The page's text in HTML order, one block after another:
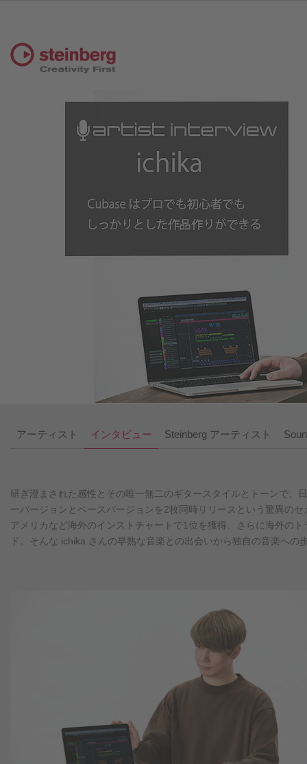
アーティスト インタビュー Steinberg アーティスト
研ぎ澄まされた感性とその唯一無二のギタースタイルとトーンで
ーバージョンとベースバージョンを2枚同時リリースという驚異の
アメリカなど海外のインストチャートで1位を獲得、さらに海外の
ド。そんな ichika さんの早熟な音楽との出会いから独自の音楽へ